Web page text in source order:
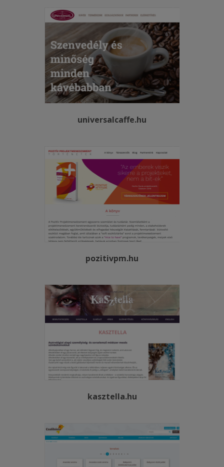
universalcaffe.hu
pozitivpm.hu
kasztella.hu